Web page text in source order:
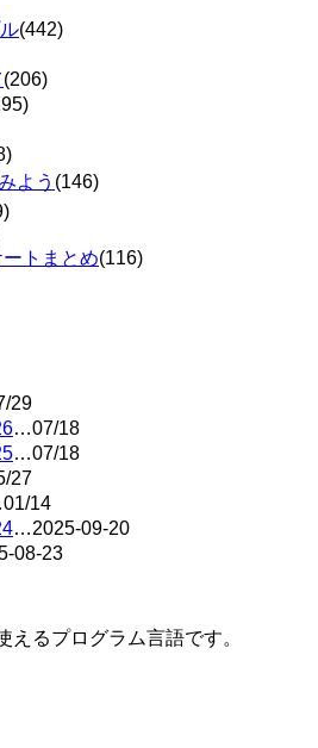
(442)
(206)
よう (146)
トまとめ(116)
29
…07/18
…07/18
27
01/14
…2025-09-20
08-23
えるプログラム言語です。